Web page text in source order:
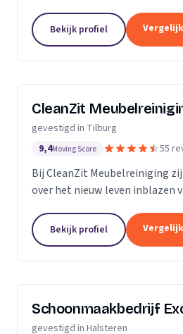
Bekijk profiel
CleanZit
gevestigd in Tilburg
9,4Moving Score 55
Bij CleanZit Meubelreiniging
over het nieuw leven inblazen
ongeacht de stof of het
om...
Bekijk profiel
Schoonmaakbedrijf
gevestigd in Halsteren